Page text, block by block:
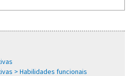
> Habilidades funcionais